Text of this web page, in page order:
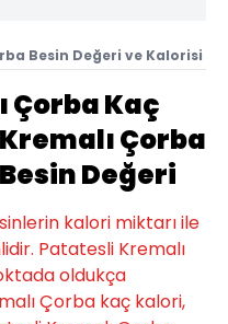
Besin Değeri ve Kalorisi
Çorba Kaç
Çorba
Değeri
kalori miktarı ile
Patatesli Kremalı
oldukça
Çorba kaç kalori,